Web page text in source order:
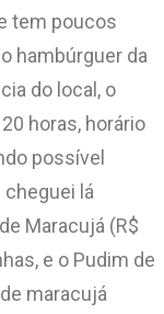
tem poucos
hambúrguer da
do local, o
horas, horário
possível
lá
Maracujá (R$
e o Pudim de
maracujá